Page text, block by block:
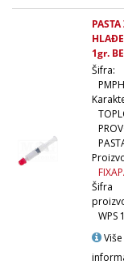
PASTA
1gr.
Šifra:
Šifra
WPS
Više